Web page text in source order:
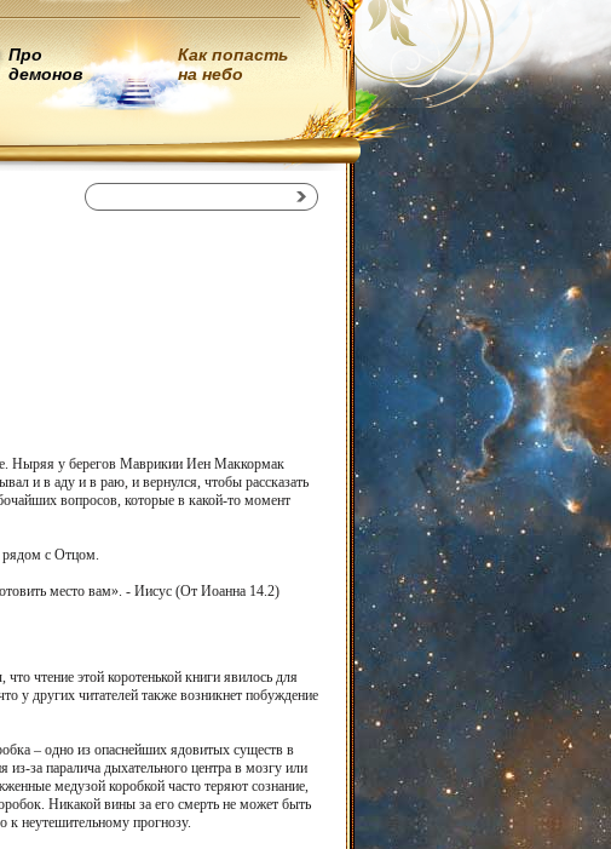
Про
демонов
Как попасть
на небо
Ныряя у берегов Маврикии Иен Маккормак
и в аду и в раю, и вернулся, чтобы рассказать
вопросов, которые в какой-то момент
рядом с Отцом.
место вам». - Иисус (От Иоанна 14.2)
чтение этой коротенькой книги явилось для
у других читателей также возникнет побуждение
– одно из опаснейших ядовитых существ в
за паралича дыхательного центра в мозгу или
медузой коробкой часто теряют сознание,
Никакой вины за его смерть не может быть
к неутешительному прогнозу.